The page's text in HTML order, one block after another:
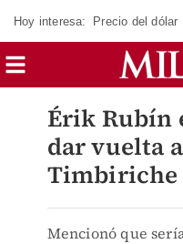
Hoy interesa: Precio del dólar
Érik Rubín
dar vuelta
Timbiriche
Mencionó que